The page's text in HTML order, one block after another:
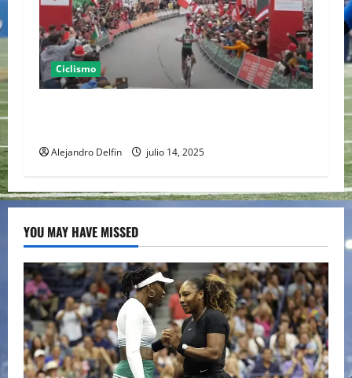
Ciclismo
Alejandro Delfin julio 14, 2025
YOU MAY HAVE MISSED